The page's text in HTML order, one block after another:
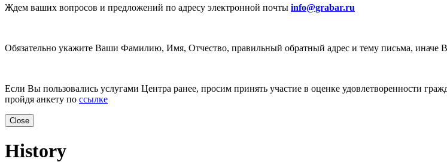
Ждем ваших вопросов и предложений по адресу электронной почты info@grabar.ru
Обязательно укажите Ваши Фамилию, Имя, Отчество, правильный обратный адрес и тему письма, иначе
Если Вы пользовались услугами Центра ранее, просим принять участие в оценке удовлетворенности
пройдя анкету по ссылке
Close
History